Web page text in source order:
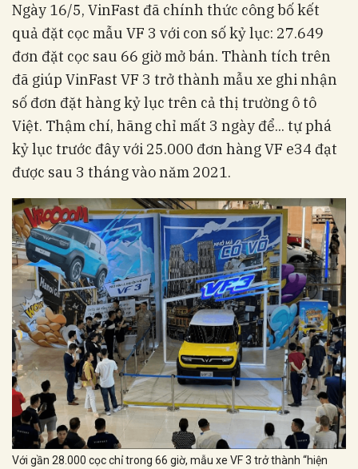
Ngày 16/5, VinFast đã chính thức công bố kết
quả đặt cọc mẫu VF 3 với con số kỷ lục: 27.649
đơn đặt cọc sau 66 giờ mở bán. Thành tích trên
đã giúp VinFast VF 3 trở thành mẫu xe ghi nhận
số đơn đặt hàng kỷ lục trên cả thị trường ô tô
Việt. Thậm chí, hãng chỉ mất 3 ngày để... tự phá
kỷ lục trước đây với 25.000 đơn hàng VF e34 đạt
được sau 3 tháng vào năm 2021.
Với gần 28.000 cọc chỉ trong 66 giờ, mẫu xe VF 3 trở thành “hiện